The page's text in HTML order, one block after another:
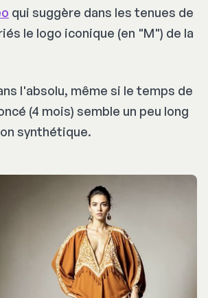
qui suggère dans les tenues de
le logo iconique (en "M") de la
l'absolu, même si le temps de
(4 mois) semble un peu long
synthétique.